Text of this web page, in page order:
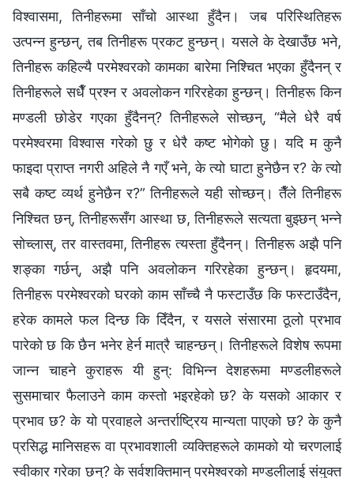
विश्‍वासमा, तिनीहरूमा साँचो आस्था हुँदैन। जब परिस्थितिहरू
उत्पन्न हुन्छन्, तब तिनीहरू प्रकट हुन्छन्। यसले के देखाउँछ भने,
तिनीहरू कहिल्यै परमेश्‍वरको कामका बारेमा निश्चित भएका हुँदैनन् र
तिनीहरूले सधैँ प्रश्न र अवलोकन गरिरहेका हुन्छन्। तिनीहरू किन
मण्डली छोडेर गएका हुँदैनन्? तिनीहरूले सोच्छन्, “मैले धेरै वर्ष
परमेश्‍वरमा विश्‍वास गरेको छु र धेरै कष्ट भोगेको छु। यदि म कुनै
फाइदा प्राप्त नगरी अहिले नै गएँ भने, के त्यो घाटा हुनेछैन र? के त्यो
सबै कष्ट व्यर्थ हुनेछैन र?” तिनीहरूले यही सोच्छन्। तैँले तिनीहरू
निश्चित छन्, तिनीहरूसँग आस्था छ, तिनीहरूले सत्यता बुझ्छन् भन्ने
सोच्लास्, तर वास्तवमा, तिनीहरू त्यस्ता हुँदैनन्। तिनीहरू अझै पनि
शङ्का गर्छन्, अझै पनि अवलोकन गरिरहेका हुन्छन्। हृदयमा,
तिनीहरू परमेश्‍वरको घरको काम साँच्चै नै फस्टाउँछ कि फस्टाउँदैन,
हरेक कामले फल दिन्छ कि दिँदैन, र यसले संसारमा ठूलो प्रभाव
पारेको छ कि छैन भनेर हेर्न मात्रै चाहन्छन्। तिनीहरूले विशेष रूपमा
जान्न चाहने कुराहरू यी हुन्: विभिन्न देशहरूमा मण्डलीहरूले
सुसमाचार फैलाउने काम कस्तो भइरहेको छ? के यसको आकार र
प्रभाव छ? के यो प्रवाहले अन्तर्राष्ट्रिय मान्यता पाएको छ? के कुनै
प्रसिद्ध मानिसहरू वा प्रभावशाली व्यक्तिहरूले कामको यो चरणलाई
स्वीकार गरेका छन्? के सर्वशक्तिमान् परमेश्‍वरको मण्डलीलाई संयुक्त